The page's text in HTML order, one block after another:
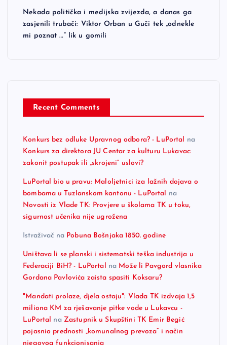
Nekada politička i medijska zvijezda, a danas ga
zasjenili trubači: Viktor Orban u Guči tek „odnekle
mi poznat …“ lik u gomili
Recent Comments
Konkurs bez odluke Upravnog odbora? - LuPortal
na
Konkurs za direktora JU Centar za kulturu Lukavac:
zakonit postupak ili „skrojeni“ uslovi?
LuPortal bio u pravu: Maloljetnici iza lažnih dojava o
bombama u Tuzlanskom kantonu - LuPortal
na
Novosti iz Vlade TK: Provjere u školama TK u toku,
sigurnost učenika nije ugrožena
Istraživač na Pobuna Bošnjaka 1850. godine
Uništava li se planski i sistematski teška industrija u
Federaciji BiH? - LuPortal
na Može li Pavgord vlasnika
Gordana Pavlovića zaista spasiti Koksaru?
"Mandati prolaze, djela ostaju": Vlada TK izdvaja 1,5
miliona KM za rješavanje pitke vode u Lukavcu -
LuPortal na Zastupnik u Skupštini TK Emir Begić
pojasnio prednosti „komunalnog prevoza“ i način
njegovog funkcionisanja